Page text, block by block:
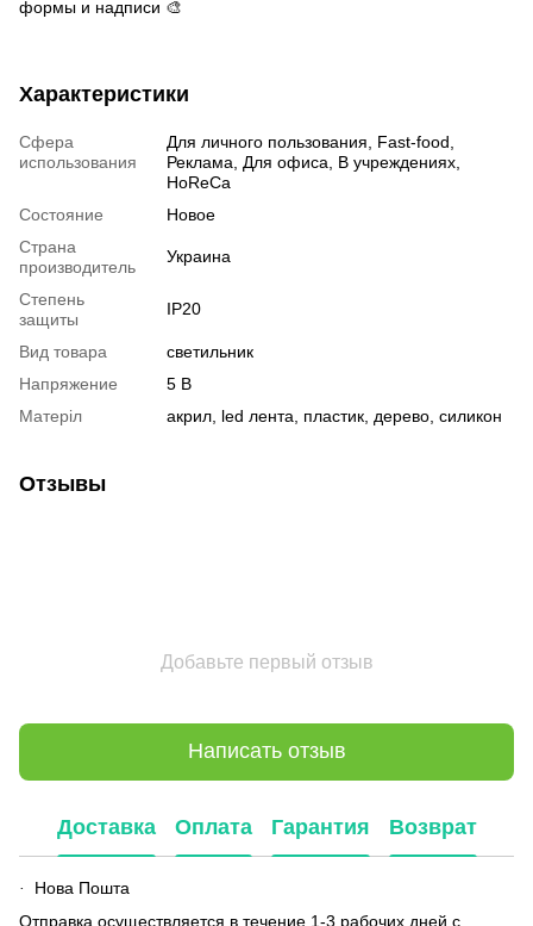
формы и надписи 🎨
Характеристики
Сфера
использования
Для личного пользования, Fast-food,
Реклама, Для офиса, В учреждениях,
HoReCa
Состояние
Новое
Страна
производитель
Украина
Степень
защиты
IP20
Вид товара
светильник
Напряжение
5 В
Матеріл
акрил, led лента, пластик, дерево, силикон
Отзывы
Добавьте первый отзыв
Написать отзыв
Доставка Оплата Гарантия Возврат
·
Нова Пошта
Отправка осуществляется в течение 1-3 рабочих дней с